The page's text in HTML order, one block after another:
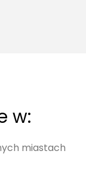
w:
miastach